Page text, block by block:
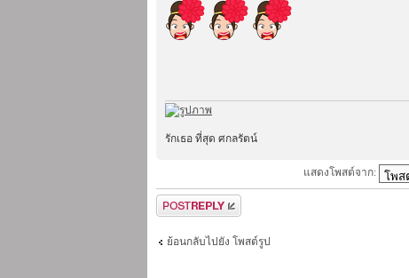
รักเธอ ที่สุด ศกลรัตน์
แสดงโพสต์จาก:
ตอบกระทู้
ย้อนกลับไปยัง โพสต์รูป